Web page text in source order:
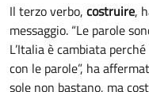
Il terzo verbo, costruire,
messaggio. “Le parole
L’Italia è cambiata
con le parole”, ha
sole non bastano, ma